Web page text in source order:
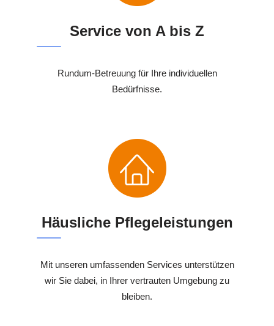
Service von A bis Z
Rundum-Betreuung für Ihre individuellen
Bedürfnisse.
Häusliche Pflegeleistungen
Mit unseren umfassenden Services unterstützen
wir Sie dabei, in Ihrer vertrauten Umgebung zu
bleiben.